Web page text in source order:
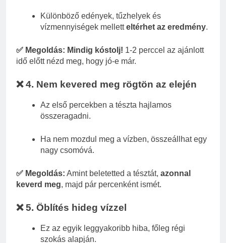
Különböző edények, tűzhelyek és
vízmennyiségek melletteltérhet az eredmény.
✅ Megoldás: Mindig kóstolj! 1-2 perccel az ajánlott
idő előtt nézd meg, hogy jó-e már.
❌ 4. Nem kevered meg rögtön az elején
Az első percekben a tészta hajlamos
összeragadni.
Ha nem mozdul meg a vízben, összeállhat egy
nagy csomóvá.
✅ Megoldás: Amint beletetted a tésztát, azonnal
keverd meg, majd pár percenként ismét.
❌ 5. Öblítés hideg vízzel
Ez az egyik leggyakoribb hiba, főleg régi
szokás alapján.